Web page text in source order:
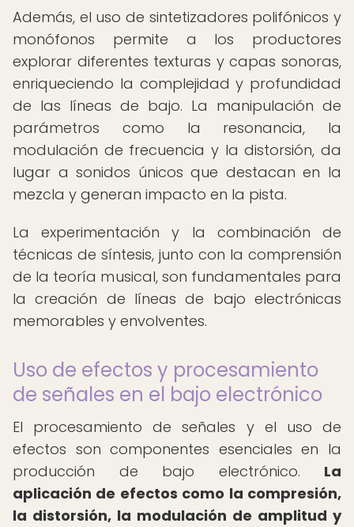
Además, el uso de sintetizadores polifónicos y
monófonos permite a los productores
explorar diferentes texturas y capas sonoras,
enriqueciendo la complejidad y profundidad
de las líneas de bajo. La manipulación de
parámetros como la resonancia, la
modulación de frecuencia y la distorsión, da
lugar a sonidos únicos que destacan en la
mezcla y generan impacto en la pista.
La experimentación y la combinación de
técnicas de síntesis, junto con la comprensión
de la teoría musical, son fundamentales para
la creación de líneas de bajo electrónicas
memorables y envolventes.
Uso de efectos y procesamiento
de señales en el bajo electrónico
El procesamiento de señales y el uso de
efectos son componentes esenciales en la
producción de bajo electrónico. La
aplicación de efectos como la compresión,
la distorsión, la modulación de amplitud y